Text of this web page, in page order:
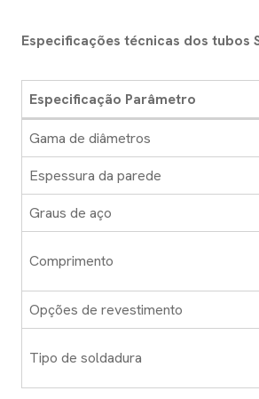
Especificações técnicas dos tubos
Especificação Parâmetro
Gama de diâmetros
Espessura da parede
Graus de aço
Comprimento
Opções de revestimento
Tipo de soldadura